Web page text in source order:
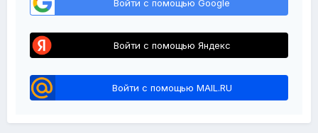
Войти с помощью Google
Войти с помощью Яндекс
Войти с помощью MAIL.RU